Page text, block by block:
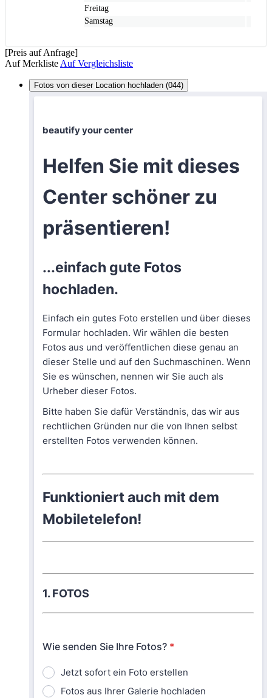
Freitag
Samstag
[Preis auf Anfrage]
Auf Merkliste Auf Vergleichsliste
Fotos von dieser Location hochladen (044)